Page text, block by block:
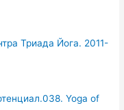
Триада Йога. 2011-
Yoga of